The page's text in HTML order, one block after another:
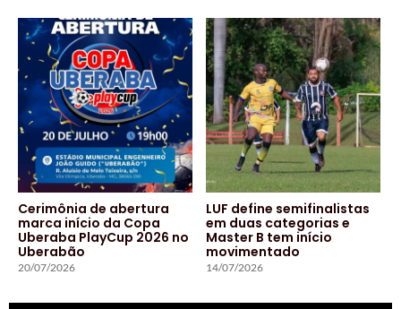
Cerimônia de abertura
marca início da Copa
Uberaba PlayCup 2026 no
Uberabão
20/07/2026
LUF define semifinalistas
em duas categorias e
Master B tem início
movimentado
14/07/2026